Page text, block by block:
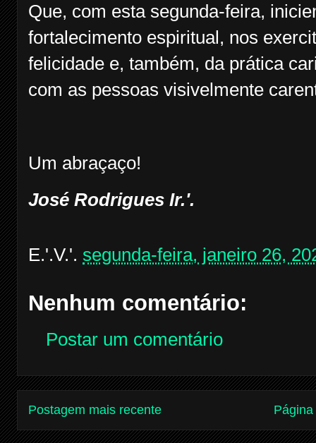
Que, com esta segunda-feira,
fortalecimento espiritual, nos
felicidade e, também, da prática
com as pessoas visivelmente
Um abraçaço!
José Rodrigues Ir.'.
E.'.V.'. segunda-feira, janeiro 26,
Nenhum comentário:
Postar um comentário
Postagem mais recente